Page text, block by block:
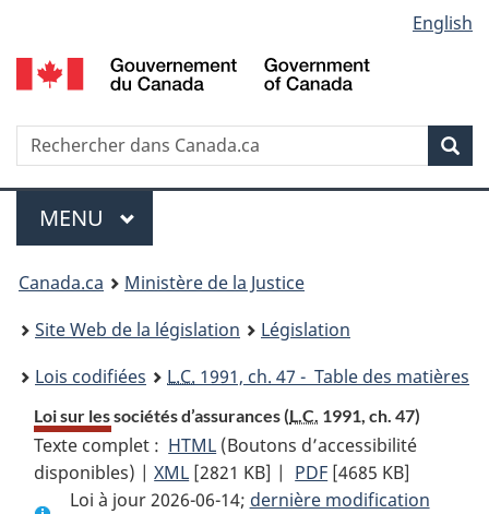
au
contenu
propos
de
la
HTML
simplifiée
selection
English
Recherche
Menu
MENU PRINCIPAL
You
are
here:
Canada.ca
Ministère de la Justice
Site Web de la législation
Législation
Lois codifiées
L.C. 1991, ch. 47 - Table des matières
Loi sur les sociétés d’assurances (L.C. 1991, ch. 47)
Texte complet : HTML Texte
complet
:
(Boutons d’accessibilité
disponibles) |XML Texte
complet
[2821 KB] | PDF Texte
complet
[4685 KB]
Loi à jour 2026-06-14; dernière modification